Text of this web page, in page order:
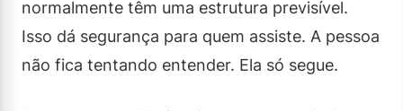
normalmente têm uma estrutura previsível.
Isso dá segurança para quem assiste. A pessoa
não fica tentando entender. Ela só segue.